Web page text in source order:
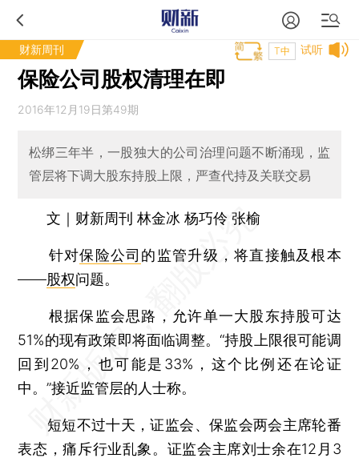
财新周刊 试听
T中
保险公司股权清理在即
2016年12月19日第49期
松绑三年半，一股独大的公司治理问题不断涌现，监
管层将下调大股东持股上限，严查代持及关联交易
文｜财新周刊 林金冰 杨巧伶 张榆
针对保险公司 的监管升级，将直接触及根本
——股权问题。
根据保监会思路，允许单一大股东持股可达
51%的现有政策即将面临调整。“持股上限很可能调
回到20%，也可能是33%，这个比例还在论证
中。”接近监管层的人士称。
短短不过十天，证监会、保监会两会主席轮番
表态，痛斥行业乱象。证监会主席刘士余在12月3